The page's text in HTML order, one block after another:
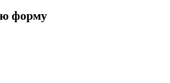
форму